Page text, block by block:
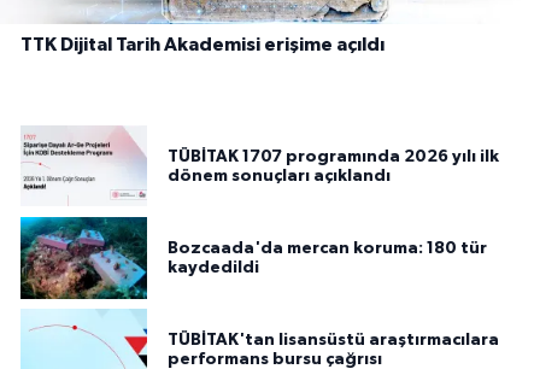
TTK Dijital Tarih Akademisi erişime açıldı
TÜBİTAK 1707 programında 2026 yılı ilk
dönem sonuçları açıklandı
Bozcaada'da mercan koruma: 180 tür
kaydedildi
TÜBİTAK'tan lisansüstü araştırmacılara
performans bursu çağrısı